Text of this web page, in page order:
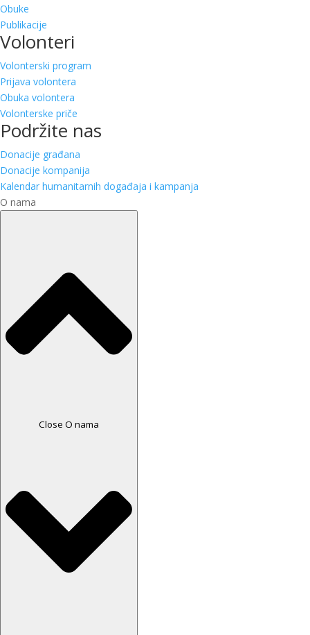
Obuke
Publikacije
Volonteri
Volonterski program
Prijava volontera
Obuka volontera
Volonterske priče
Podržite nas
Donacije građana
Donacije kompanija
Kalendar humanitarnih događaja i kampanja
O nama
Close O nama